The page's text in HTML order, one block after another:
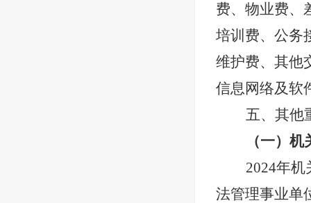
费、物业费、
培训费、公务
维护费、其他
信息网络及软
五、其他
（一）
2024年机
法管理事业单